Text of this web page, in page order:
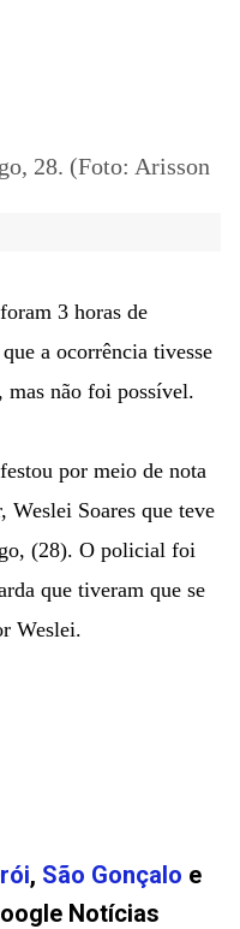
28. (Foto: Arisson
3 horas de
a ocorrência tivesse
não foi possível.
por meio de nota
Soares que teve
(28). O policial foi
que tiveram que se
Weslei.
, São Gonçalo e
Notícias